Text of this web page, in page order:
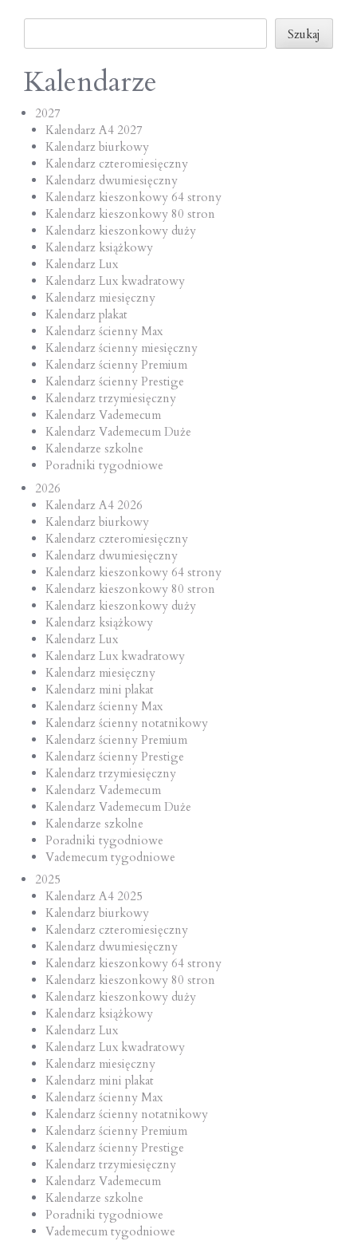
o
n
Szukaj
Szukaj
Kalendarze
2027
Kalendarz A4 2027
Kalendarz biurkowy
Kalendarz czteromiesięczny
Kalendarz dwumiesięczny
Kalendarz kieszonkowy 64 strony
Kalendarz kieszonkowy 80 stron
Kalendarz kieszonkowy duży
Kalendarz książkowy
Kalendarz Lux
Kalendarz Lux kwadratowy
Kalendarz miesięczny
Kalendarz plakat
Kalendarz ścienny Max
Kalendarz ścienny miesięczny
Kalendarz ścienny Premium
Kalendarz ścienny Prestige
Kalendarz trzymiesięczny
Kalendarz Vademecum
Kalendarz Vademecum Duże
Kalendarze szkolne
Poradniki tygodniowe
2026
Kalendarz A4 2026
Kalendarz biurkowy
Kalendarz czteromiesięczny
Kalendarz dwumiesięczny
Kalendarz kieszonkowy 64 strony
Kalendarz kieszonkowy 80 stron
Kalendarz kieszonkowy duży
Kalendarz książkowy
Kalendarz Lux
Kalendarz Lux kwadratowy
Kalendarz miesięczny
Kalendarz mini plakat
Kalendarz ścienny Max
Kalendarz ścienny notatnikowy
Kalendarz ścienny Premium
Kalendarz ścienny Prestige
Kalendarz trzymiesięczny
Kalendarz Vademecum
Kalendarz Vademecum Duże
Kalendarze szkolne
Poradniki tygodniowe
Vademecum tygodniowe
2025
Kalendarz A4 2025
Kalendarz biurkowy
Kalendarz czteromiesięczny
Kalendarz dwumiesięczny
Kalendarz kieszonkowy 64 strony
Kalendarz kieszonkowy 80 stron
Kalendarz kieszonkowy duży
Kalendarz książkowy
Kalendarz Lux
Kalendarz Lux kwadratowy
Kalendarz miesięczny
Kalendarz mini plakat
Kalendarz ścienny Max
Kalendarz ścienny notatnikowy
Kalendarz ścienny Premium
Kalendarz ścienny Prestige
Kalendarz trzymiesięczny
Kalendarz Vademecum
Kalendarze szkolne
Poradniki tygodniowe
Vademecum tygodniowe